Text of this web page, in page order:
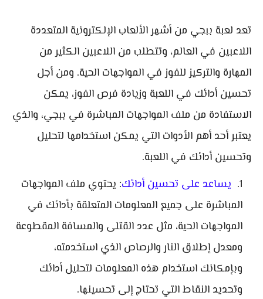
تعد لعبة ببجي من أشهر الألعاب الإلكترونية المتعددة
اللاعبين في العالم، وتتطلب من اللاعبين الكثير من
المهارة والتركيز للفوز في المواجهات الحية. ومن أجل
تحسين أدائك في اللعبة وزيادة فرص الفوز، يمكن
الاستفادة من ملف المواجهات المباشرة في ببجي، والذي
يعتبر أحد أهم الأدوات التي يمكن استخدامها لتحليل
وتحسين أدائك في اللعبة.
يساعد على تحسين أدائك: يحتوي ملف المواجهات
المباشرة على جميع المعلومات المتعلقة بأدائك في
المواجهات الحية، مثل عدد القتلى والمسافة المقطوعة
ومعدل إطلاق النار والرصاص الذي استخدمته،
وبإمكانك استخدام هذه المعلومات لتحليل أدائك
وتحديد النقاط التي تحتاج إلى تحسينها.